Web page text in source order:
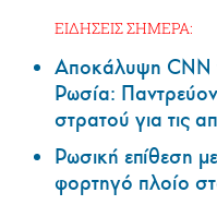
ΕΙΔΗΣΕΙΣ ΣΗΜΕΡΑ:
Αποκάλυψη CNN
Ρωσία:
στρατού για τις
Ρωσική επίθεση
φορτηγό πλοίο